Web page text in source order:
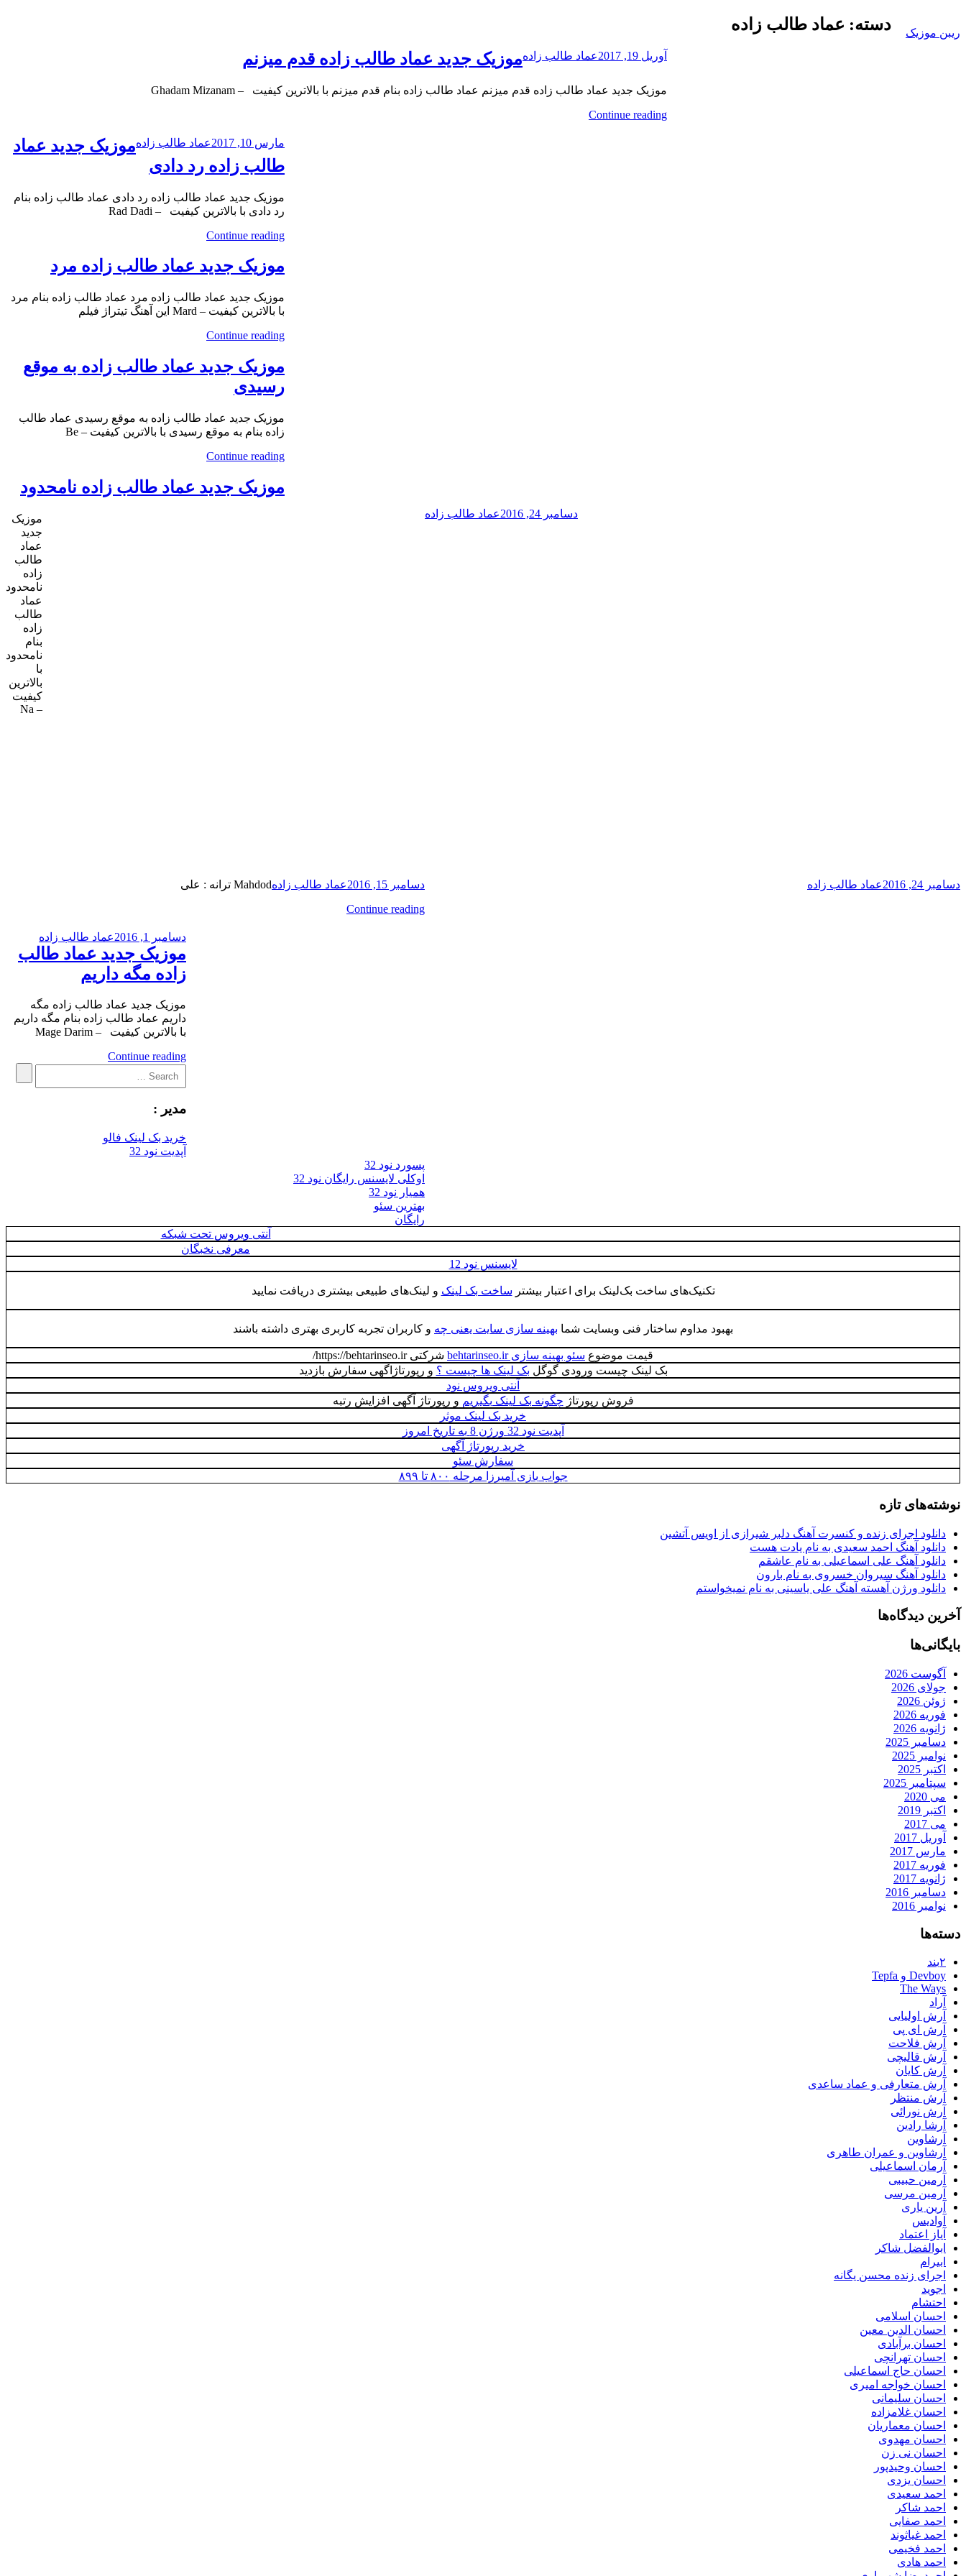
to
ریبن موزیک دسته: عماد طالب زاده
آوریل 19, 2017 عماد طالب زادهموزیک جدید عماد طالب زاده قدم میزنم
موزیک جدید عماد طالب زاده قدم میزنم عماد طالب زاده بنام قدم میزنم با بالاترین کیفیت – Ghadam Mizanam
Continue reading
مارس 10, 2017 عماد طالب زادهموزیک جدید عماد
طالب زاده رد دادی
موزیک جدید عماد طالب زاده رد دادی عماد طالب زاده بنام
رد دادی با بالاترین کیفیت – Rad Dadi
Continue reading
دسامبر 24, 2016 عماد طالب زاده
موزیک جدید عماد طالب زاده مرد
موزیک جدید عماد طالب زاده مرد عماد طالب زاده بنام مرد
با بالاترین کیفیت – Mard این آهنگ تیتراژ فیلم
Continue reading
دسامبر 24, 2016 عماد طالب زاده
موزیک جدید عماد طالب زاده به موقع
رسیدی
موزیک جدید عماد طالب زاده به موقع رسیدی عماد طالب
زاده بنام به موقع رسیدی با بالاترین کیفیت – Be
Continue reading
دسامبر 15, 2016 عماد طالب زاده
موزیک جدید عماد طالب زاده نامحدود
موزیک
جدید
عماد
طالب
زاده
نامحدود
عماد
طالب
زاده
بنام
نامحدود
با
بالاترین
کیفیت
– Na
Mahdod ترانه : علی
Continue reading
دسامبر 1, 2016 عماد طالب زاده
موزیک جدید عماد طالب
زاده مگه داریم
موزیک جدید عماد طالب زاده مگه
داریم عماد طالب زاده بنام مگه داریم
با بالاترین کیفیت – Mage Darim
Continue reading
Search
for:
مدیر :
خرید بک لینک فالو
آپدیت نود 32
پسورد نود 32
اوکلی لایسنس رایگان نود 32
همیار نود 32
بهترین سئو
رایگان
آنتی ویروس تحت شبکه
معرفی نخبگان
لایسنس نود 12
تکنیک‌های ساخت بک‌لینک برای اعتبار بیشتر ساخت بک لینک و لینک‌های طبیعی بیشتری دریافت نمایید
بهبود مداوم ساختار فنی وبسایت شما بهینه سازی سایت یعنی چه و کاربران تجربه کاربری بهتری داشته باشند
قیمت موضوع سئو بهینه سازی behtarinseo.ir
شرکتی https://behtarinseo.ir/
بک لینک چیست ورودی گوگل بک لینک ها چیست ؟ و رپورتاژاگهی سفارش بازدید
آنتی ویروس نود
فروش رپورتاژ چگونه بک لینک بگیریم و رپورتاژ آگهی افزایش رتبه
خرید بک لینک موثر
آپدیت نود 32 ورژن 8 به تاریخ امروز
خرید رپورتاژ آگهی
سفارش سئو
جواب بازی آمیرزا مرحله ۸۰۰ تا ۸۹۹
نوشته‌های تازه
دانلود اجرای زنده و کنسرت آهنگ دلبر شیرازی از اویس آتشین
دانلود آهنگ احمد سعیدی به نام یادت هست
دانلود آهنگ علی اسماعیلی به نام عاشقم
دانلود آهنگ سیروان خسروی به نام بارون
دانلود ورژن آهسته آهنگ علی یاسینی به نام نمیخواستم
آخرین دیدگاه‌ها
بایگانی‌ها
آگوست 2026
جولای 2026
ژوئن 2026
فوریه 2026
ژانویه 2026
دسامبر 2025
نوامبر 2025
اکتبر 2025
سپتامبر 2025
می 2020
اکتبر 2019
می 2017
آوریل 2017
مارس 2017
فوریه 2017
ژانویه 2017
دسامبر 2016
نوامبر 2016
دسته‌ها
۲بند
Devboy و Tepfa
The Ways
آراد
آرش اولیایی
آرش ای پی
آرش فلاحت
آرش قالیچی
آرش کایان
آرش متعارفی و عماد ساعدی
آرش منتظر
آرش نورائی
آرشا رادین
آرشاوین
آرشاوین و عمران طاهری
آرمان اسماعیلی
آرمین حبیبی
آرمین مرسی
آرین یاری
آوادیس
آیاز اعتماد
ابوالفضل شاکر
ابیرام
اجرای زنده محسن یگانه
اجوید
احتشام
احسان اسلامی
احسان الدین معین
احسان برآبادی
احسان تهرانچی
احسان حاج اسماعیلی
احسان خواجه امیری
احسان سلیمانی
احسان غلامزاده
احسان معماریان
احسان مهدوی
احسان نی زن
احسان وحیدپور
احسان یزدی
احمد سعیدی
احمد شاکر
احمد صفایی
احمد غیاثوند
احمد فخیمی
احمد هادی